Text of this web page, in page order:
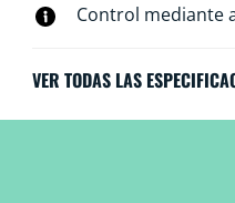
Control mediante
VER TODAS LAS